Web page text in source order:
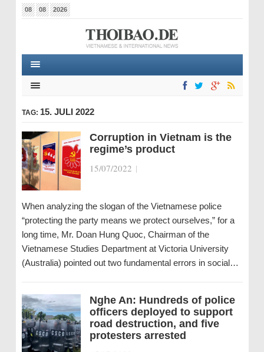
08 08 2026
TAG: 15. JULI 2022
Corruption in Vietnam is the
regime’s product
15/07/2022 |
When analyzing the slogan of the Vietnamese police
“protecting the party means we protect ourselves,” for a
long time, Mr. Doan Hung Quoc, Chairman of the
Vietnamese Studies Department at Victoria University
(Australia) pointed out two fundamental errors in social…
Nghe An: Hundreds of police
officers deployed to support
road destruction, and five
protesters arrested